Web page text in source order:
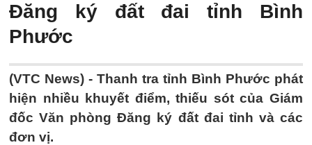
Đăng ký đất đai tỉnh Bình
Phước
(VTC News) - Thanh tra tỉnh Bình Phước phát
hiện nhiều khuyết điểm, thiếu sót của Giám
đốc Văn phòng Đăng ký đất đai tỉnh và các
đơn vị.